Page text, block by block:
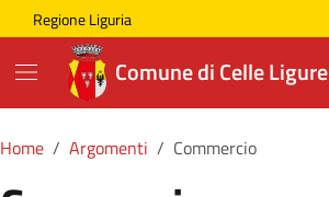
Skip to main content
Comune di Celle Ligure
Regione Liguria
Comune di Celle Ligure
Home Argomenti Commercio